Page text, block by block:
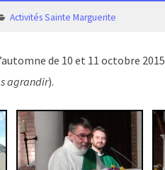
Activités Sainte Marguerite
de 10 et 11 octobre 2015
agrandir).